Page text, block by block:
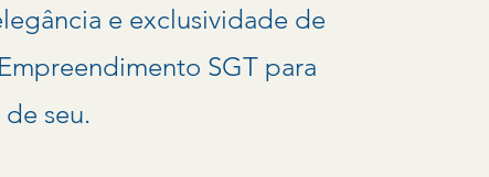
e exclusividade de
SGT para
seu.